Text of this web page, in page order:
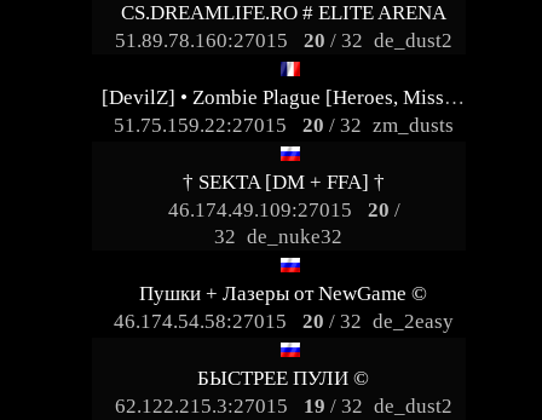
CS.DREAMLIFE.RO # ELITE ARENA
51.89.78.160:27015
20 / 32 de_dust2
[DevilZ] • Zombie Plague [Heroes, Missions, VIP, Fast AP, Casino, Pets]
51.75.159.22:27015
20 / 32 zm_dusts
† SEKTA [DM + FFA] †
46.174.49.109:27015
20 /
32 de_nuke32
Пушки + Лазеры от NewGame ©
46.174.54.58:27015
20 / 32 de_2easy
БЫСТРЕЕ ПУЛИ ©
62.122.215.3:27015
19 / 32 de_dust2